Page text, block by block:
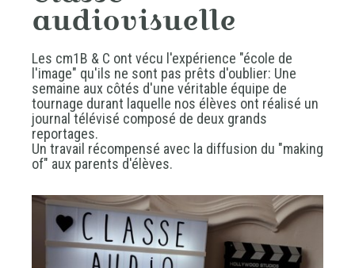
audiovisuelle
Les cm1B & C ont vécu l'expérience "école de
l'image" qu'ils ne sont pas prêts d'oublier: Une
semaine aux côtés d'une véritable équipe de
tournage durant laquelle nos élèves ont réalisé un
journal télévisé composé de deux grands
reportages.
Un travail récompensé avec la diffusion du "making
of" aux parents d'élèves.